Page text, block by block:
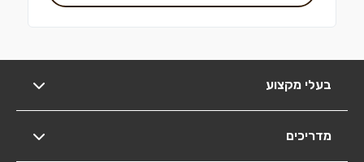
בעלי מקצוע
מדריכים